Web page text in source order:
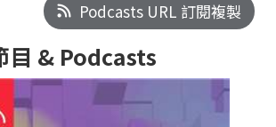
Podcasts URL 訂閱複製
目 & Podcasts